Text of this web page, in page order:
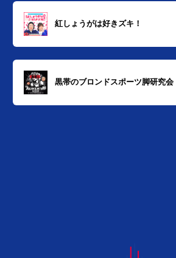
紅しょうがは好きズキ！
黒帯のブロンドスポーツ脚研究会